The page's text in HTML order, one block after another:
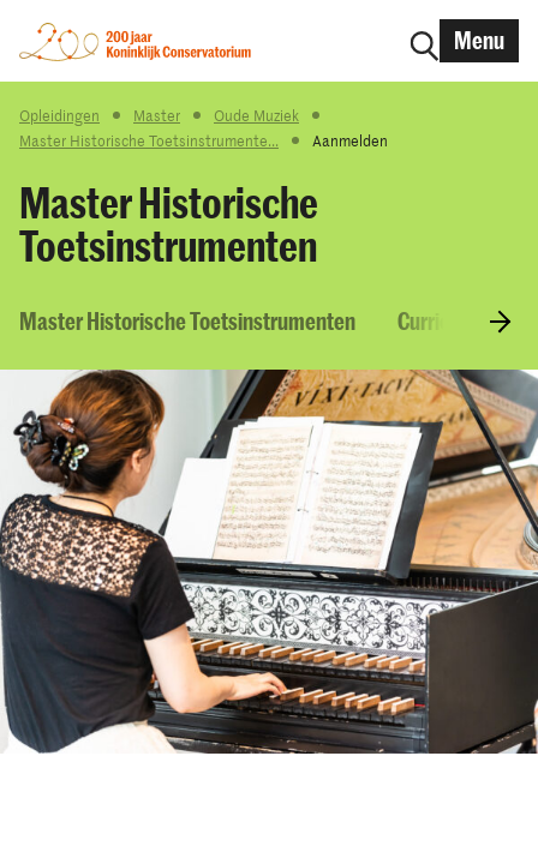
Menu
Opleidingen Master
Oude Muziek
Master Historische Toetsinstrumente...
Aanmelden
Master Historische
Toetsinstrumenten
Master Historische Toetsinstrumenten Curriculum &